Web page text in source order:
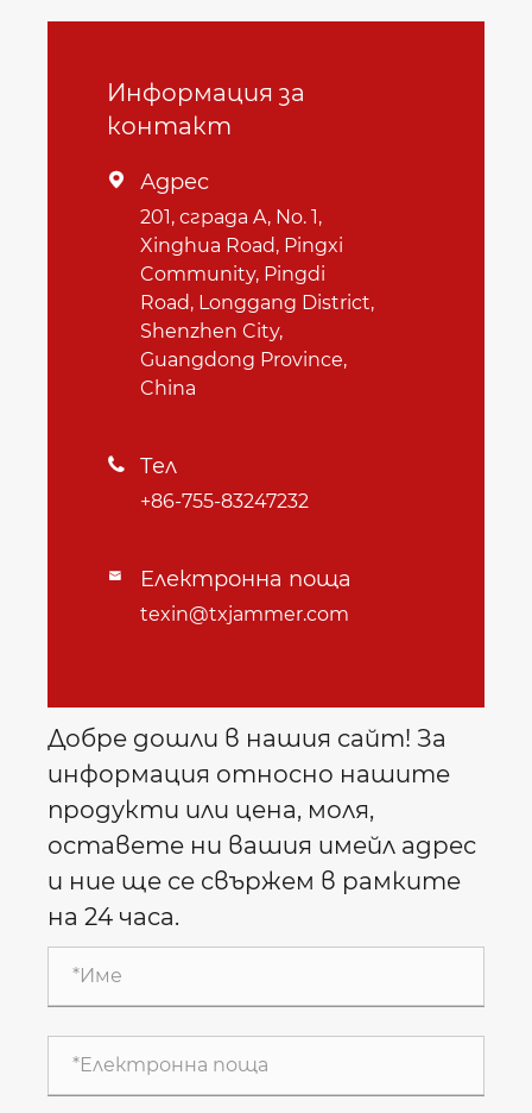
Информация за
контакт
 Адрес
201, сграда A, No. 1,
Xinghua Road, Pingxi
Community, Pingdi
Road, Longgang District,
Shenzhen City,
Guangdong Province,
China
 Тел
+86-755-83247232
 Електронна поща
texin@txjammer.com
Добре дошли в нашия сайт! За
информация относно нашите
продукти или цена, моля,
оставете ни вашия имейл адрес
и ние ще се свържем в рамките
на 24 часа.